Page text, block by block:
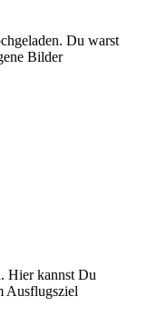
Du warst
Bilder
Hier kannst Du
Ausflugsziel